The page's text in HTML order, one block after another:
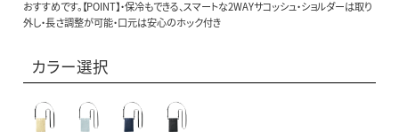
おすすめです。【POINT】・保冷もできる、スマートな2WAYサコッシュ・ショルダーは取り
外し・長さ調整が可能・口元は安心のホック付き
カラー選択